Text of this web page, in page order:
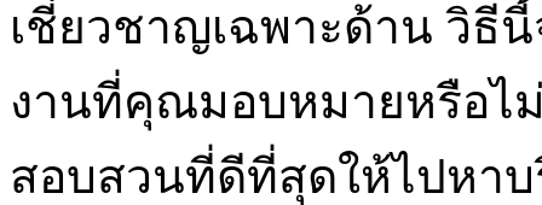
เชี่ยวชาญเฉพาะด้าน วิธี
งานที่คุณมอบหมายหรือไ
สอบสวนที่ดีที่สุดให้ไปหา